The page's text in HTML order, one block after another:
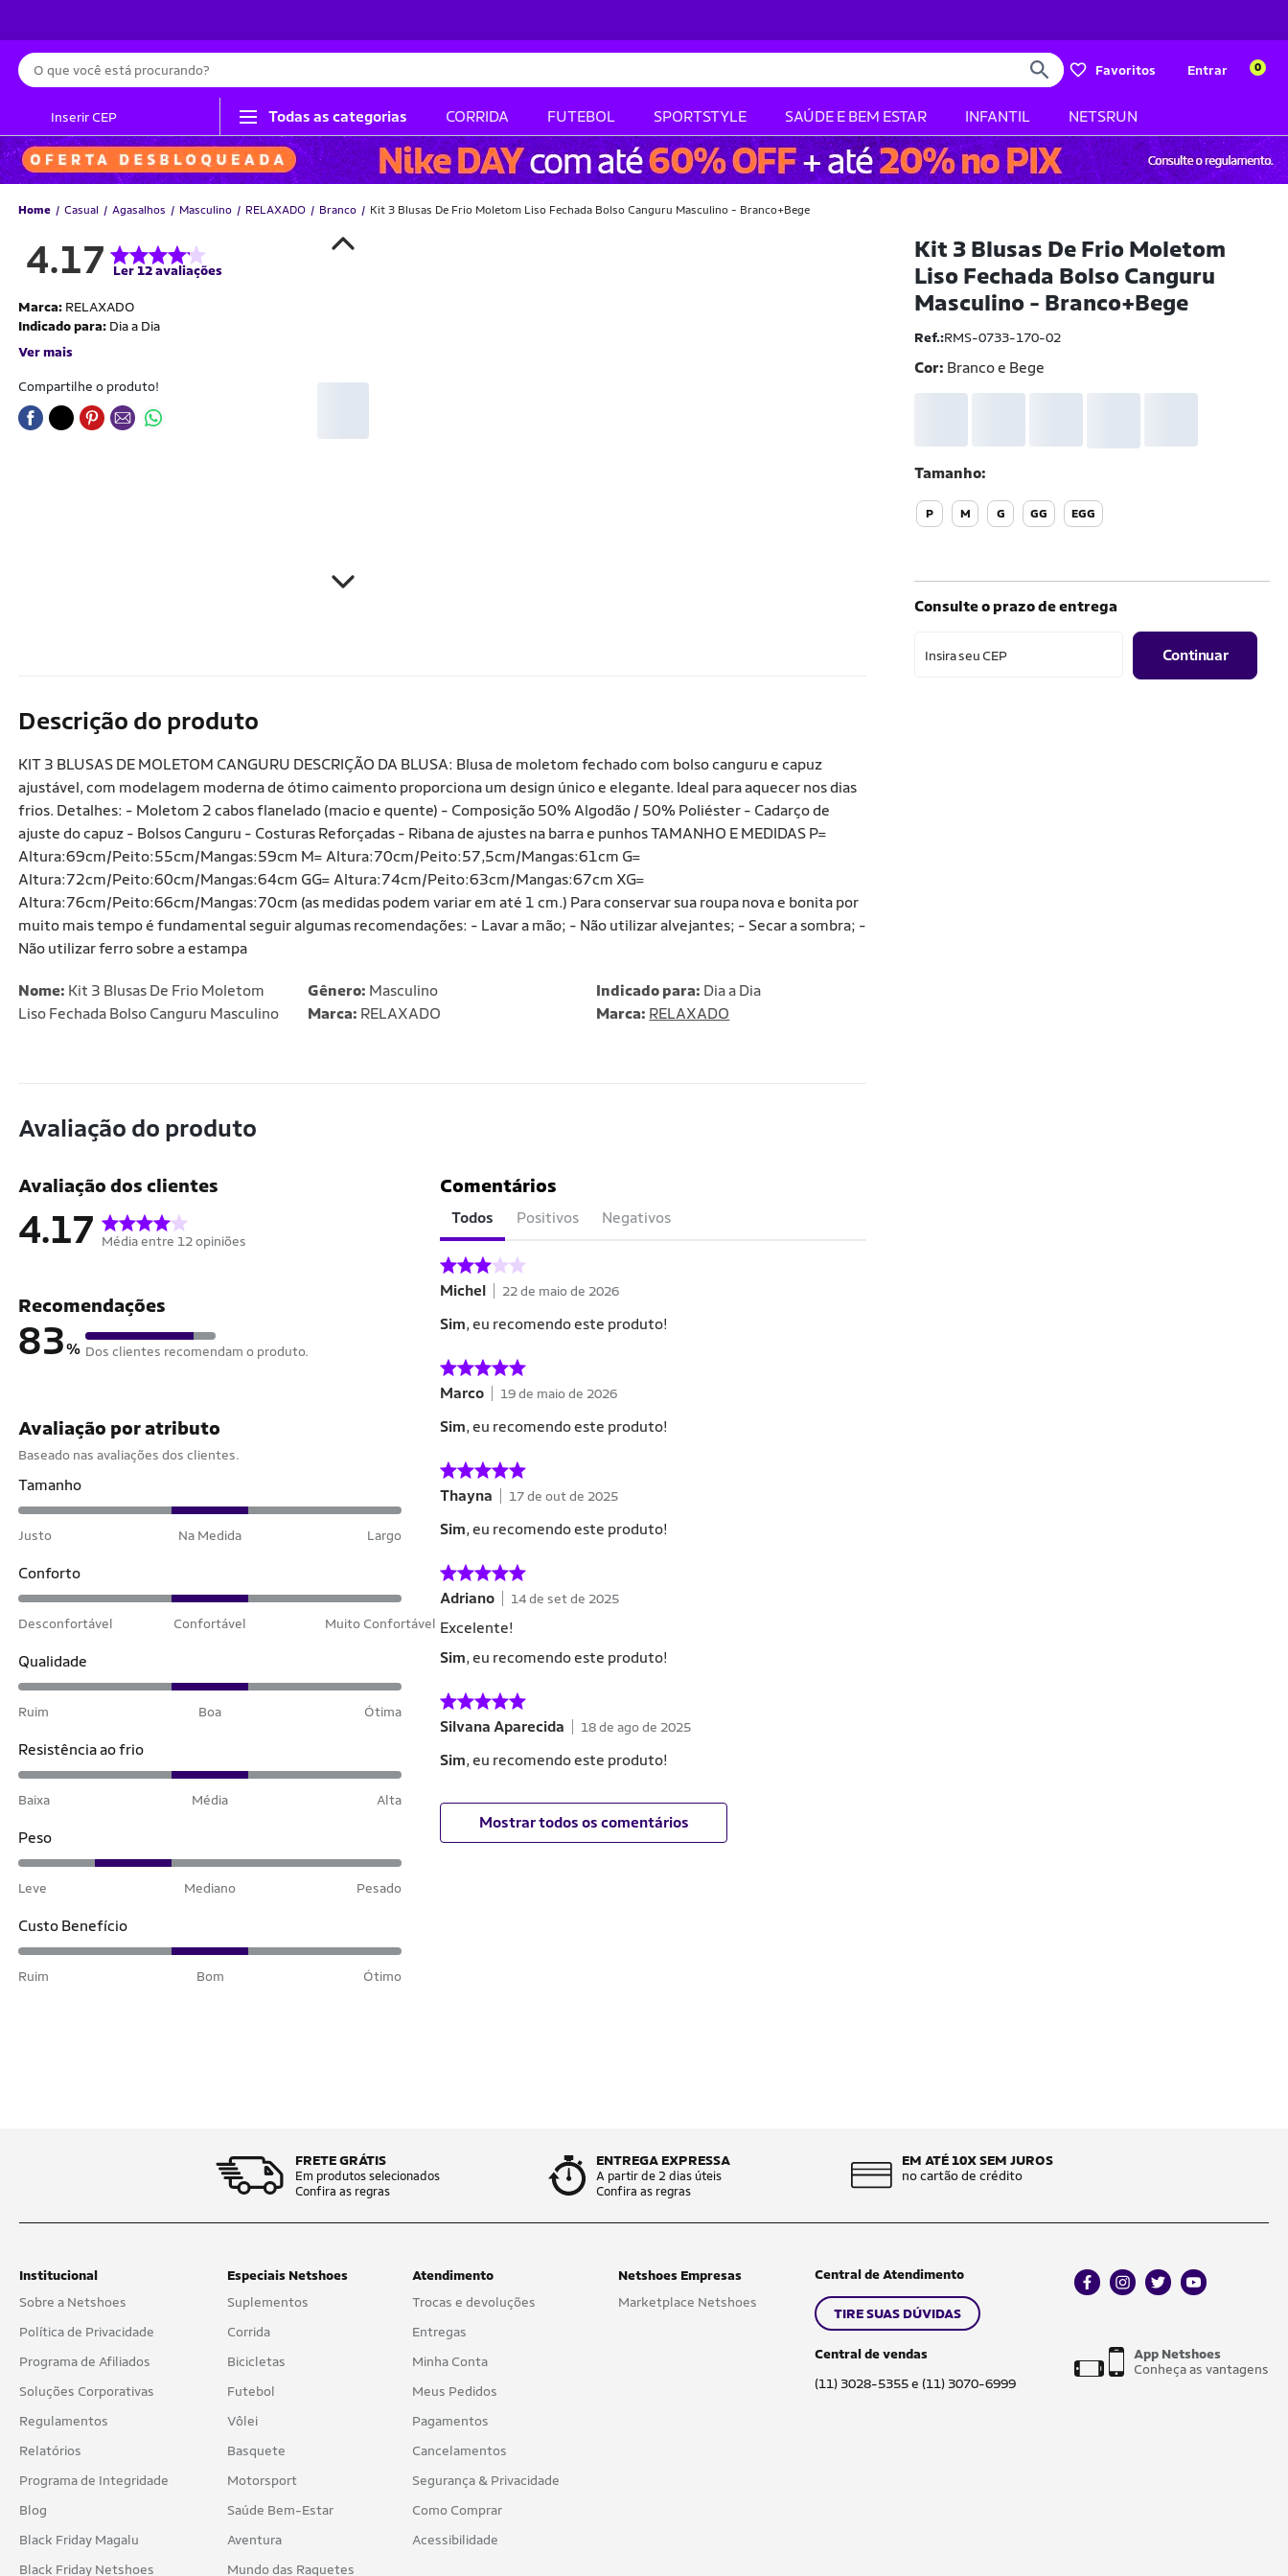
Busca
Favoritos Entrar 0
Inserir CEP Todas as categorias CORRIDA FUTEBOL SPORTSTYLE SAÚDE E BEM ESTAR INFANTIL NETSRUN
Home Casual Agasalhos Masculino RELAXADO Branco Kit 3 Blusas De Frio Moletom Liso Fechada Bolso Canguru Masculino - Branco+Bege
4.17 Ler 12 avaliações
Marca: RELAXADO
Indicado para: Dia a Dia
Ver mais
Compartilhe o produto!
Kit 3 Blusas De Frio Moletom
Liso Fechada Bolso Canguru
Masculino - Branco+Bege
Ref.:RMS-0733-170-02
Cor: Branco e Bege
Tamanho
P M G GG EGG
Consulte o prazo de entrega
Insira seu CEP Continuar
Descrição do produto
KIT 3 BLUSAS DE MOLETOM CANGURU DESCRIÇÃO DA BLUSA: Blusa de moletom fechado com bolso canguru e capuz
ajustável, com modelagem moderna de ótimo caimento proporciona um design único e elegante. Ideal para aquecer nos dias
frios. Detalhes: - Moletom 2 cabos flanelado (macio e quente) - Composição 50% Algodão / 50% Poliéster - Cadarço de
ajuste do capuz - Bolsos Canguru - Costuras Reforçadas - Ribana de ajustes na barra e punhos TAMANHO E MEDIDAS P=
Altura:69cm/Peito:55cm/Mangas:59cm M= Altura:70cm/Peito:57,5cm/Mangas:61cm G=
Altura:72cm/Peito:60cm/Mangas:64cm GG= Altura:74cm/Peito:63cm/Mangas:67cm XG=
Altura:76cm/Peito:66cm/Mangas:70cm (as medidas podem variar em até 1 cm.) Para conservar sua roupa nova e bonita por
muito mais tempo é fundamental seguir algumas recomendações: - Lavar a mão; - Não utilizar alvejantes; - Secar a sombra; -
Não utilizar ferro sobre a estampa
Nome: Kit 3 Blusas De Frio Moletom
Liso Fechada Bolso Canguru Masculino
Gênero: Masculino
Marca: RELAXADO
Indicado para: Dia a Dia
Marca: RELAXADO
Avaliação do produto
Avaliação dos clientes
4.17 Média entre 12 opiniões
Recomendações
83% Dos clientes recomendam o produto.
Avaliação por atributo
Baseado nas avaliações dos clientes.
Tamanho
Justo Na Medida Largo
Conforto
Desconfortável Confortável Muito Confortável
Qualidade
Ruim Boa Ótima
Resistência ao frio
Baixa Média Alta
Peso
Leve Mediano Pesado
Custo Benefício
Ruim Bom Ótimo
Comentários
Todos Positivos Negativos
Michel 22 de maio de 2026
Sim, eu recomendo este produto!
Marco 19 de maio de 2026
Sim, eu recomendo este produto!
Thayna 17 de out de 2025
Sim, eu recomendo este produto!
Adriano 14 de set de 2025
Excelente!
Sim, eu recomendo este produto!
Silvana Aparecida 18 de ago de 2025
Sim, eu recomendo este produto!
Mostrar todos os comentários
FRETE GRÁTIS
Em produtos selecionados
Confira as regras
ENTREGA EXPRESSA
A partir de 2 dias úteis
Confira as regras
EM ATÉ 10X SEM JUROS
no cartão de crédito
Institucional
Sobre a Netshoes
Política de Privacidade
Programa de Afiliados
Soluções Corporativas
Regulamentos
Relatórios
Programa de Integridade
Blog
Black Friday Magalu
Black Friday Netshoes
Especiais Netshoes
Suplementos
Corrida
Bicicletas
Futebol
Vôlei
Basquete
Motorsport
Saúde Bem-Estar
Aventura
Mundo das Raquetes
Atendimento
Trocas e devoluções
Entregas
Minha Conta
Meus Pedidos
Pagamentos
Cancelamentos
Segurança & Privacidade
Como Comprar
Acessibilidade
Netshoes Empresas
Marketplace Netshoes
Central de Atendimento
TIRE SUAS DÚVIDAS
Central de vendas
(11) 3028-5355 e (11) 3070-6999
facebookinstagram
twitteryoutube
App Netshoes
Conheça as vantagens